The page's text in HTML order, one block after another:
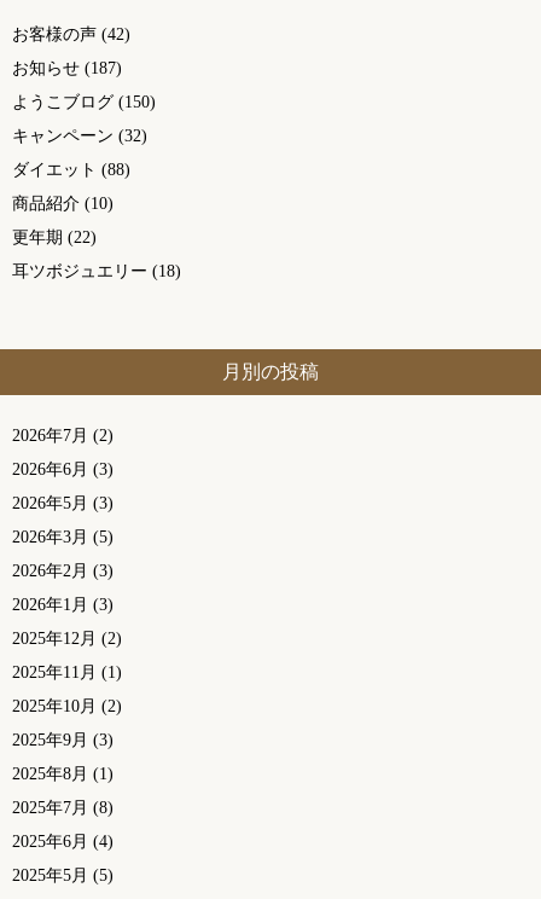
お客様の声 (42)
お知らせ (187)
ようこブログ (150)
キャンペーン (32)
ダイエット (88)
商品紹介 (10)
更年期 (22)
耳ツボジュエリー (18)
月別の投稿
2026年7月 (2)
2026年6月 (3)
2026年5月 (3)
2026年3月 (5)
2026年2月 (3)
2026年1月 (3)
2025年12月 (2)
2025年11月 (1)
2025年10月 (2)
2025年9月 (3)
2025年8月 (1)
2025年7月 (8)
2025年6月 (4)
2025年5月 (5)